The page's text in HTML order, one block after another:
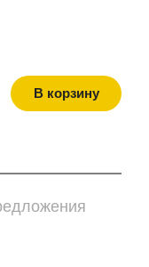
В корзину